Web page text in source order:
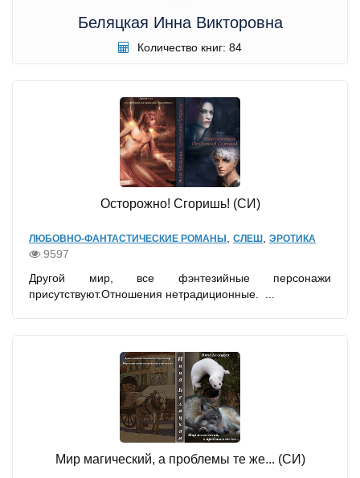
Беляцкая Инна Викторовна
Количество книг: 84
Осторожно! Сгоришь! (СИ)
ЛЮБОВНО-ФАНТАСТИЧЕСКИЕ РОМАНЫ , СЛЕШ , ЭРОТИКА
9597
Другой мир, все фэнтезийные персонажи
присутствуют.Отношения нетрадиционные. ...
Мир магический, а проблемы те же... (СИ)